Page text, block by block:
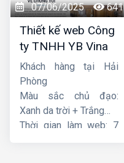
07/06/2025 641
Thiết kế web Công
ty TNHH YB Vina
Khách hàng tại Hải
Phòng
Màu sắc chủ đạo:
Xanh da trời + Trắng
Thời gian làm web: 7